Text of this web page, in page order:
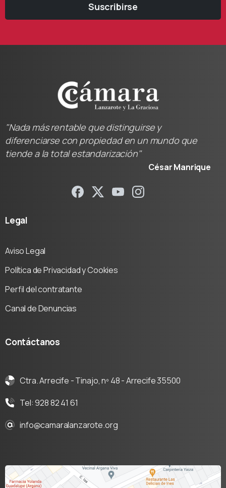
Suscribirse
"Nada más rentable que distinguirse y
diferenciarse con propiedad en un mundo que
tiende a la total estandarización"
César Manrique
Legal
Aviso Legal
Política de Privacidad y Cookies
Perfil del contratante
Canal de Denuncias
Contáctanos
Ctra. Arrecife - Tinajo, nº 48 - Arrecife 35500
Tel: 928 82 41 61
info@camaralanzarote.org